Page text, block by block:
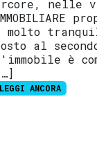
nelle
molto
al
è
LEGGI ANCORA